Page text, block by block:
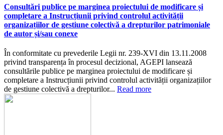
Consultări publice pe marginea proiectului de modificare și
completare a Instrucțiunii privind controlul activității
organizațiilor de gestiune colectivă a drepturilor patrimoniale
de autor și/sau conexe
În conformitate cu prevederile Legii nr. 239-XVI din 13.11.2008
privind transparența în procesul decizional, AGEPI lansează
consultările publice pe marginea proiectului de modificare și
completare a Instrucțiunii privind controlul activității organizațiilor
de gestiune colectivă a drepturilor... Read more